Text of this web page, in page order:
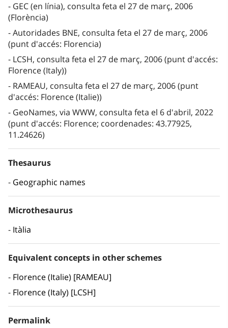
GEC (en línia), consulta feta el 27 de març, 2006
(Florència)
Autoridades BNE, consulta feta el 27 de març, 2006
(punt d'accés: Florencia)
LCSH, consulta feta el 27 de març, 2006 (punt d'accés:
Florence (Italy))
RAMEAU, consulta feta el 27 de març, 2006 (punt
d'accés: Florence (Italie))
GeoNames, via WWW, consulta feta el 6 d'abril, 2022
(punt d'accés: Florence; coordenades: 43.77925,
11.24626)
Thesaurus
Geographic names
Microthesaurus
Itàlia
Equivalent concepts in other schemes
Florence (Italie) [RAMEAU]
Florence (Italy) [LCSH]
Permalink